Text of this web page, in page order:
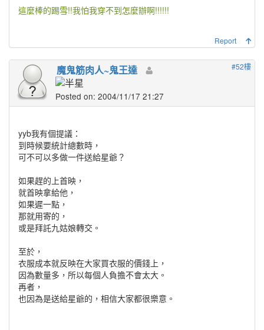
這麼棒的踢雪!!我怕我穿不到怎麼辦啊!!!!!!
Report
#52樓
魔鬼筋肉人~鬼王達
Posted on: 2004/11/17 21:27
yyb我有個提議：
到時候要統計總數時，
可不可以多做一件送給星爺？
如果趕的上首映，
就首映拿給他，
如果遲一點，
那就用寄的，
或是拜託九姑娘轉交。
至於，
衣服成本就反映在大家買衣服的價錢上，
因為數量多，所以每個人負擔不會太大。
再者，
也因為是送給星爺的，相信大家都很樂意。